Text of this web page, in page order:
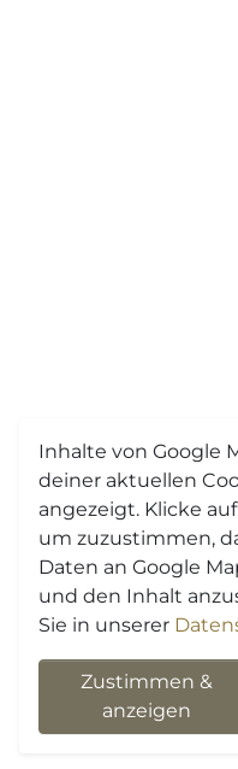
Inhalte von Google
deiner aktuellen
angezeigt. Klicke
um zuzustimmen,
Daten an Google
und den Inhalt
Sie in unserer
Zustimmen &
anzeigen